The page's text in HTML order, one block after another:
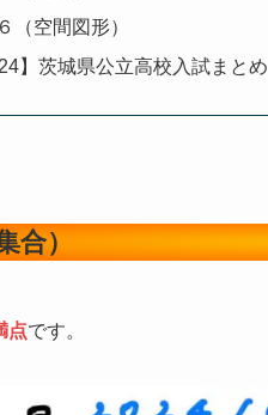
（空間図形）
】茨城県公立高校入試まとめ
合）
点です。